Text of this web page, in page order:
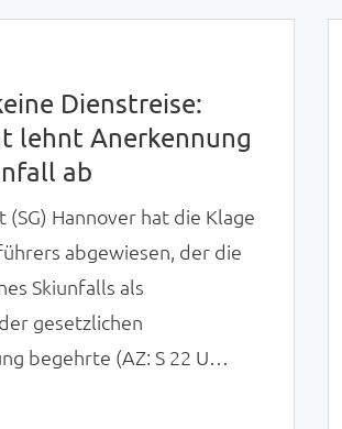
Dienstreise:
lehnt Anerkennung
ab
(SG) Hannover hat die Klage
abgewiesen, der die
Skiunfalls als
gesetzlichen
begehrte (AZ: S 22 U
war bei einer von einem